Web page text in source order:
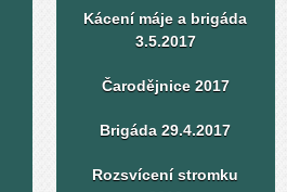
Kácení máje a brigáda
3.5.2017
Čarodějnice 2017
Brigáda 29.4.2017
Rozsvícení stromku